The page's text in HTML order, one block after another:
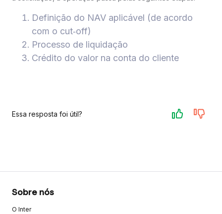
Definição do NAV aplicável (de acordo
com o cut‑off)
Processo de liquidação
Crédito do valor na conta do cliente
Essa resposta foi útil?
Sobre nós
O Inter